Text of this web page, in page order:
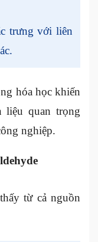
trưng với liên
hóa học khiến
liệu quan trọng
nghiệp.
từ cả nguồn